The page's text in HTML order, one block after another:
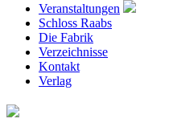
Veranstaltungen
Schloss Raabs
Die Fabrik
Verzeichnisse
Kontakt
Verlag